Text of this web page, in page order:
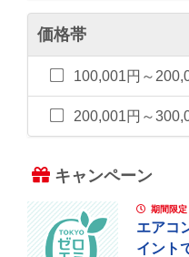
価格帯
100,001円～
200,001円～
キャンペーン
期間限定
エアコ
イント